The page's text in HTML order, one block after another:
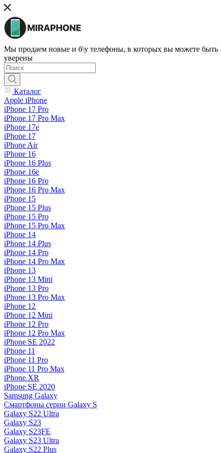
Мы продаем новые и б\у телефоны, в которых вы можете быть
уверены
Каталог
Apple iPhone
iPhone 17 Pro
iPhone 17 Pro Max
iPhone 17e
iPhone 17
iPhone Air
iPhone 16
iPhone 16 Plus
iPhone 16e
iPhone 16 Pro
iPhone 16 Pro Max
iPhone 15
iPhone 15 Plus
iPhone 15 Pro
iPhone 15 Pro Max
iPhone 14
iPhone 14 Plus
iPhone 14 Pro
iPhone 14 Pro Max
iPhone 13
iPhone 13 Mini
iPhone 13 Pro
iPhone 13 Pro Max
iPhone 12
iPhone 12 Mini
iPhone 12 Pro
iPhone 12 Pro Max
iPhone SE 2022
iPhone 11
iPhone 11 Pro
iPhone 11 Pro Max
iPhone XR
iPhone SE 2020
Samsung Galaxy
Смартфоны серии Galaxy S
Galaxy S22 Ultra
Galaxy S23
Galaxy S23FE
Galaxy S23 Ultra
Galaxy S22 Plus